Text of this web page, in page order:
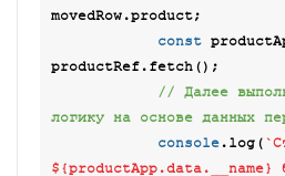
movedRow.product;
const
productRef.fetch();
// Далее
логику на основе данных
console.log(
${productApp.data.__name}